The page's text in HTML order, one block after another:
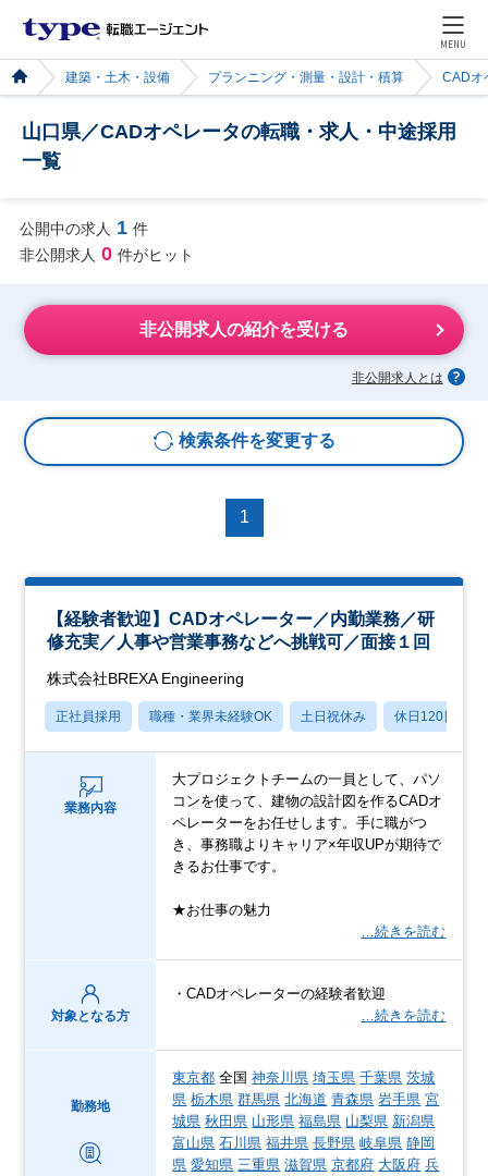
MENU
建築・土木・設備 プランニング・測量・設計・積算 CADオ
山口県／CADオペレータの転職・求人・中途採用
一覧
公開中の求人 1 件
非公開求人 0 件がヒット
非公開求人の紹介を受ける
非公開求人とは
検索条件を変更する
1
【経験者歓迎】CADオペレーター／内勤業務／研
修充実／人事や営業事務などへ挑戦可／面接１回
株式会社BREXA Engineering
正社員採用 職種・業界未経験OK 土日祝休み 休日120日以上
業務内容
大プロジェクトチームの一員として、パソ
コンを使って、建物の設計図を作るCADオ
ペレーターをお任せします。手に職がつ
き、事務職よりキャリア×年収UPが期待で
きるお仕事です。
★お仕事の魅力
…続きを読む
対象となる方
・CADオペレーターの経験者歓迎
…続きを読む
勤務地
東京都 全国神奈川県 埼玉県 千葉県 茨城
県 栃木県 群馬県 北海道 青森県 岩手県 宮
城県 秋田県 山形県 福島県 山梨県 新潟県
富山県 石川県 福井県 長野県 岐阜県 静岡
県 愛知県 三重県 滋賀県 京都府 大阪府 兵